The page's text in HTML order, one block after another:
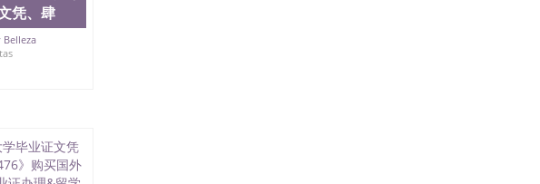
司人员陪
到结果，
印，阴影
感，复印
时，坚持
明.
凭、肆
Belleza